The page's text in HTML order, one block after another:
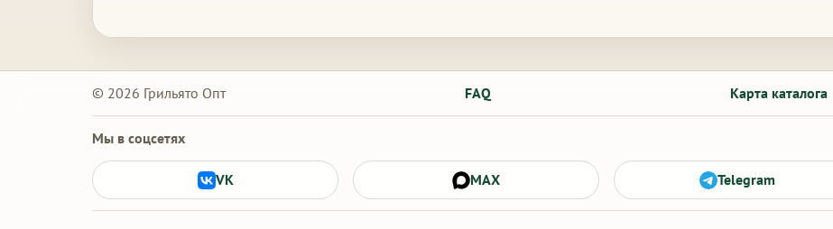
© 2026 Грильято Опт FAQ Карта каталога
Мы в соцсетях
VK MAX Telegram